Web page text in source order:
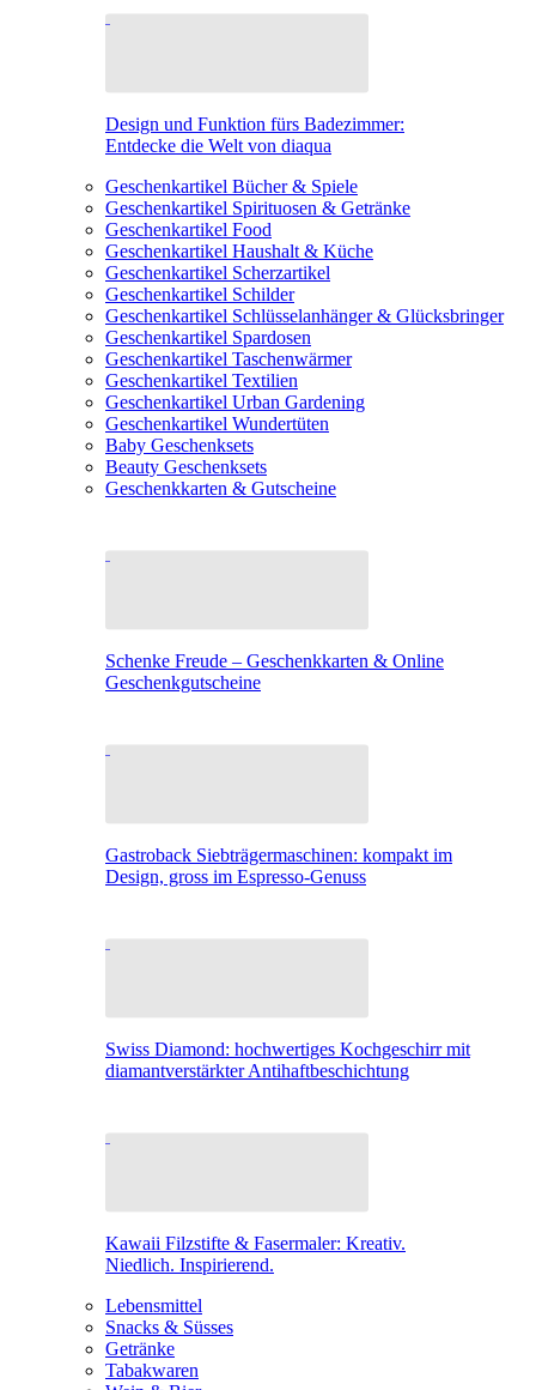
Design und Funktion fürs Badezimmer:
Entdecke die Welt von diaqua
Geschenkartikel Bücher & Spiele
Geschenkartikel Spirituosen & Getränke
Geschenkartikel Food
Geschenkartikel Haushalt & Küche
Geschenkartikel Scherzartikel
Geschenkartikel Schilder
Geschenkartikel Schlüsselanhänger & Glücksbringer
Geschenkartikel Spardosen
Geschenkartikel Taschenwärmer
Geschenkartikel Textilien
Geschenkartikel Urban Gardening
Geschenkartikel Wundertüten
Baby Geschenksets
Beauty Geschenksets
Geschenkkarten & Gutscheine
Schenke Freude – Geschenkkarten & Online
Geschenkgutscheine
Gastroback Siebträgermaschinen: kompakt im
Design, gross im Espresso-Genuss
Swiss Diamond: hochwertiges Kochgeschirr mit
diamantverstärkter Antihaftbeschichtung
Kawaii Filzstifte & Fasermaler: Kreativ.
Niedlich. Inspirierend.
Lebensmittel
Snacks & Süsses
Getränke
Tabakwaren